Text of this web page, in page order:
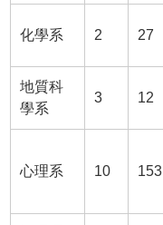
化學系 2 27
地質科
學系
3 12
心理系 10 153